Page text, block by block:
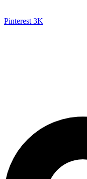
Pinterest 3K